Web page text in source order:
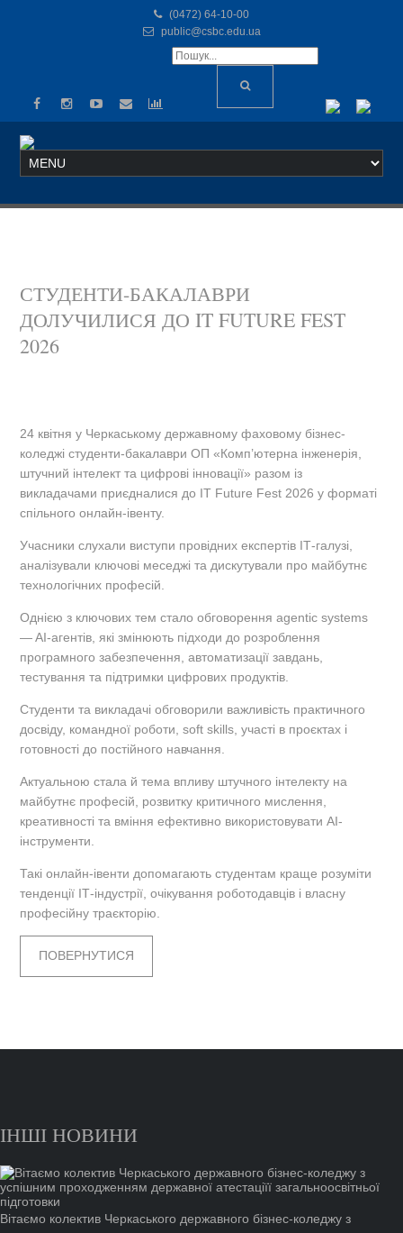
(0472) 64-10-00
public@csbc.edu.ua
СТУДЕНТИ-БАКАЛАВРИ
ДОЛУЧИЛИСЯ ДО IT FUTURE FEST
2026
24 квітня у Черкаському державному фаховому бізнес-
коледжі студенти-бакалаври ОП «Комп’ютерна інженерія,
штучний інтелект та цифрові інновації» разом із
викладачами приєдналися до IT Future Fest 2026 у форматі
спільного онлайн-івенту.
Учасники слухали виступи провідних експертів ІТ-галузі,
аналізували ключові меседжі та дискутували про майбутнє
технологічних професій.
Однією з ключових тем стало обговорення agentic systems
— AI-агентів, які змінюють підходи до розроблення
програмного забезпечення, автоматизації завдань,
тестування та підтримки цифрових продуктів.
Студенти та викладачі обговорили важливість практичного
досвіду, командної роботи, soft skills, участі в проєктах і
готовності до постійного навчання.
Актуальною стала й тема впливу штучного інтелекту на
майбутнє професій, розвитку критичного мислення,
креативності та вміння ефективно використовувати AI-
інструменти.
Такі онлайн-івенти допомагають студентам краще розуміти
тенденції ІТ-індустрії, очікування роботодавців і власну
професійну траєкторію.
ПОВЕРНУТИСЯ
ІНШІ НОВИНИ
Вітаємо колектив Черкаського державного бізнес-коледжу з